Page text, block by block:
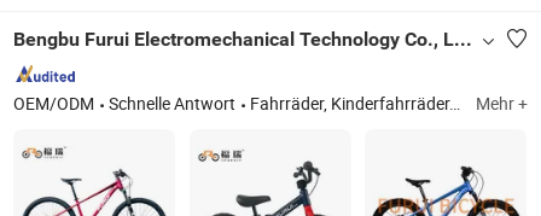
Bengbu Furui Electromechanical Technology Co., Ltd.
OEM/ODM Schnelle Antwort Fahrräder, Kinderfahrräder, Mountainbikes, Stadtfahrräder, BMX, Rennräder, Klappräder Mehr +